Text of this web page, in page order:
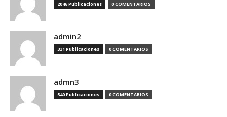
2046 Publicaciones 0 COMENTARIOS
admin2
331 Publicaciones 0 COMENTARIOS
admn3
540 Publicaciones 0 COMENTARIOS